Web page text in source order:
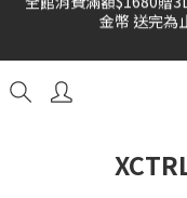
雙倍奉還 歡
金幣 送完為
雙倍奉還 歡